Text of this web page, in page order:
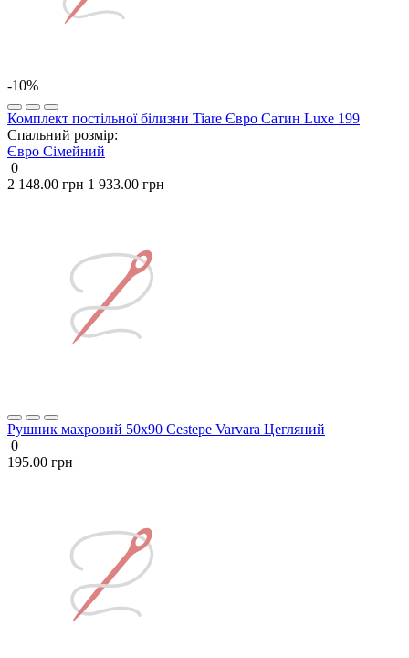
-10%
Комплект постільної білизни Tiare Євро Сатин Luxe 199
Спальний розмір:
Євро Сімейний
0
2 148.00 грн 1 933.00 грн
Рушник махровий 50х90 Cestepe Varvara Цегляний
0
195.00 грн